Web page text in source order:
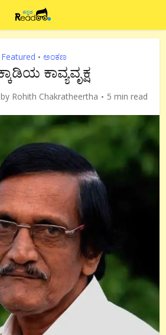
Featured • ಅಂಕಣ
ಕಾವ್ಯವೃಕ್ಷ
by Rohith Chakratheertha 5 min read